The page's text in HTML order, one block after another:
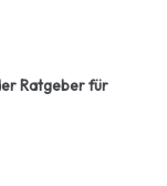
Ratgeber für